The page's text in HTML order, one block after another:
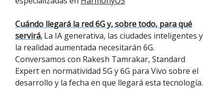
Cuándo llegará la red 6G y, sobre todo, para qué
servirá. La IA generativa, las ciudades inteligentes y
la realidad aumentada necesitarán 6G.
Conversamos con Rakesh Tamrakar, Standard
Expert en normatividad 5G y 6G para Vivo sobre el
desarrollo y la fecha en que llegará esta tecnología.